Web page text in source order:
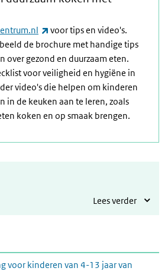
(link is external)
voor tips en video's.
de brochure met handige tips
over gezond en duurzaam eten.
voor veiligheid en hygiëne in
video's die helpen om kinderen
in de keuken aan te leren, zoals
koken en op smaak brengen.
Lees verder
voor kinderen van 4-13 jaar van